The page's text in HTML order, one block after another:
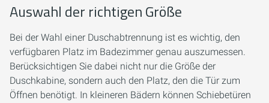
Auswahl der richtigen Größe
Bei der Wahl einer Duschabtrennung ist es wichtig, den
verfügbaren Platz im Badezimmer genau auszumessen.
Berücksichtigen Sie dabei nicht nur die Größe der
Duschkabine, sondern auch den Platz, den die Tür zum
Öffnen benötigt. In kleineren Bädern können Schiebetüren